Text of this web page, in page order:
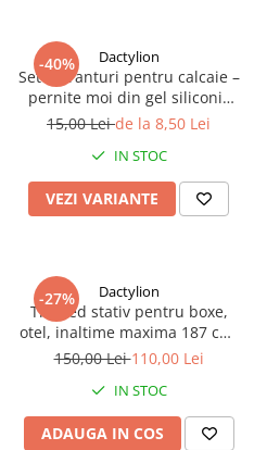
-40% Dactylion
Set 2 branturi pentru calcaie –
pernite moi din gel siliconic
pentru confort sporit si
pentru diverse tipuri de
incaltaminte
15,00 Leide la 8,50 Lei
IN STOC
VEZI VARIANTE
-27% Dactylion
Trepied stativ pentru boxe,
otel, inaltime maxima 187 cm,
greutate suportata 60 kg,
150,00 Lei110,00 Lei
IN STOC
ADAUGA IN COS